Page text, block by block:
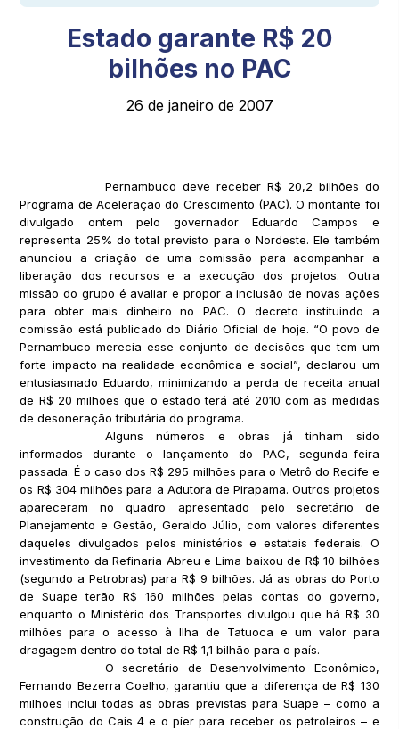
Estado garante R$ 20
bilhões no PAC
26 de janeiro de 2007
Pernambuco deve receber R$ 20,2 bilhões do
Programa de Aceleração do Crescimento (PAC). O montante foi
divulgado ontem pelo governador Eduardo Campos e
representa 25% do total previsto para o Nordeste. Ele também
anunciou a criação de uma comissão para acompanhar a
liberação dos recursos e a execução dos projetos. Outra
missão do grupo é avaliar e propor a inclusão de novas ações
para obter mais dinheiro no PAC. O decreto instituindo a
comissão está publicado do Diário Oficial de hoje. “O povo de
Pernambuco merecia esse conjunto de decisões que tem um
forte impacto na realidade econômica e social”, declarou um
entusiasmado Eduardo, minimizando a perda de receita anual
de R$ 20 milhões que o estado terá até 2010 com as medidas
de desoneração tributária do programa.
Alguns números e obras já tinham sido
informados durante o lançamento do PAC, segunda-feira
passada. É o caso dos R$ 295 milhões para o Metrô do Recife e
os R$ 304 milhões para a Adutora de Pirapama. Outros projetos
apareceram no quadro apresentado pelo secretário de
Planejamento e Gestão, Geraldo Júlio, com valores diferentes
daqueles divulgados pelos ministérios e estatais federais. O
investimento da Refinaria Abreu e Lima baixou de R$ 10 bilhões
(segundo a Petrobras) para R$ 9 bilhões. Já as obras do Porto
de Suape terão R$ 160 milhões pelas contas do governo,
enquanto o Ministério dos Transportes divulgou que há R$ 30
milhões para o acesso à Ilha de Tatuoca e um valor para
dragagem dentro do total de R$ 1,1 bilhão para o país.
O secretário de Desenvolvimento Econômico,
Fernando Bezerra Coelho, garantiu que a diferença de R$ 130
milhões inclui todas as obras previstas para Suape – como a
construção do Cais 4 e o píer para receber os petroleiros – e